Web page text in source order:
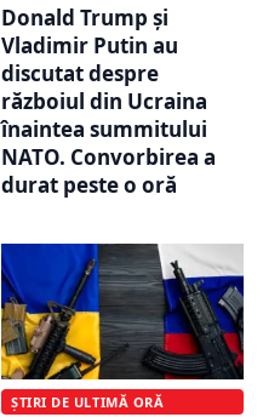
Donald Trump și
Vladimir Putin au
discutat despre
războiul din Ucraina
înaintea summitului
NATO. Convorbirea a
durat peste o oră
ȘTIRI DE ULTIMĂ ORĂ